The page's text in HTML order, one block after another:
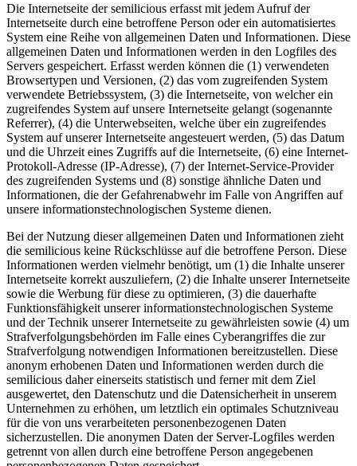
Die Internetseite der semilicious erfasst mit jedem Aufruf der
Internetseite durch eine betroffene Person oder ein automatisiertes
System eine Reihe von allgemeinen Daten und Informationen. Diese
allgemeinen Daten und Informationen werden in den Logfiles des
Servers gespeichert. Erfasst werden können die (1) verwendeten
Browsertypen und Versionen, (2) das vom zugreifenden System
verwendete Betriebssystem, (3) die Internetseite, von welcher ein
zugreifendes System auf unsere Internetseite gelangt (sogenannte
Referrer), (4) die Unterwebseiten, welche über ein zugreifendes
System auf unserer Internetseite angesteuert werden, (5) das Datum
und die Uhrzeit eines Zugriffs auf die Internetseite, (6) eine Internet-
Protokoll-Adresse (IP-Adresse), (7) der Internet-Service-Provider
des zugreifenden Systems und (8) sonstige ähnliche Daten und
Informationen, die der Gefahrenabwehr im Falle von Angriffen auf
unsere informationstechnologischen Systeme dienen.
Bei der Nutzung dieser allgemeinen Daten und Informationen zieht
die semilicious keine Rückschlüsse auf die betroffene Person. Diese
Informationen werden vielmehr benötigt, um (1) die Inhalte unserer
Internetseite korrekt auszuliefern, (2) die Inhalte unserer Internetseite
sowie die Werbung für diese zu optimieren, (3) die dauerhafte
Funktionsfähigkeit unserer informationstechnologischen Systeme
und der Technik unserer Internetseite zu gewährleisten sowie (4) um
Strafverfolgungsbehörden im Falle eines Cyberangriffes die zur
Strafverfolgung notwendigen Informationen bereitzustellen. Diese
anonym erhobenen Daten und Informationen werden durch die
semilicious daher einerseits statistisch und ferner mit dem Ziel
ausgewertet, den Datenschutz und die Datensicherheit in unserem
Unternehmen zu erhöhen, um letztlich ein optimales Schutzniveau
für die von uns verarbeiteten personenbezogenen Daten
sicherzustellen. Die anonymen Daten der Server-Logfiles werden
getrennt von allen durch eine betroffene Person angegebenen